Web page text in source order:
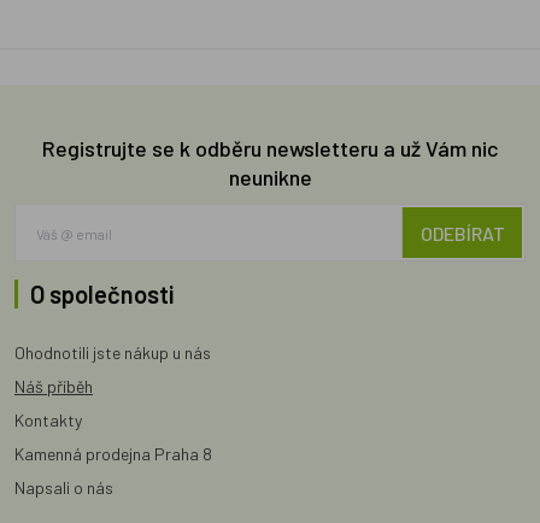
Registrujte se k odběru newsletteru a už Vám nic
neunikne
ODEBÍRAT
O společnosti
Ohodnotili jste nákup u nás
Náš příběh
Kontakty
Kamenná prodejna Praha 8
Napsali o nás